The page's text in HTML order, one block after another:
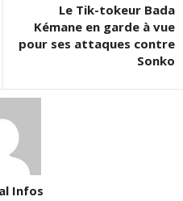
Le Tik-tokeur Bada
Kémane en garde à vue
pour ses attaques contre
Sonko
Infos